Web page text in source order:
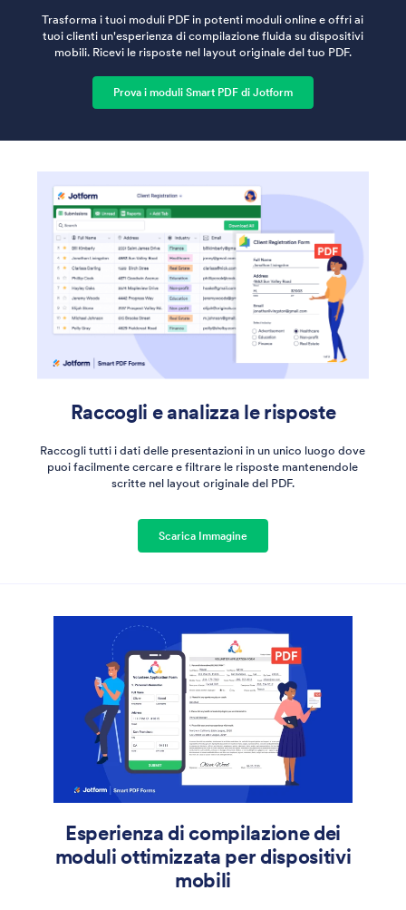
Trasforma i tuoi moduli PDF in potenti moduli online e offri ai
tuoi clienti un'esperienza di compilazione fluida su dispositivi
mobili. Ricevi le risposte nel layout originale del tuo PDF.
Prova i moduli Smart PDF di Jotform
Raccogli e analizza le risposte
Raccogli tutti i dati delle presentazioni in un unico luogo dove
puoi facilmente cercare e filtrare le risposte mantenendole
scritte nel layout originale del PDF.
Scarica Immagine
Esperienza di compilazione dei
moduli ottimizzata per dispositivi
mobili